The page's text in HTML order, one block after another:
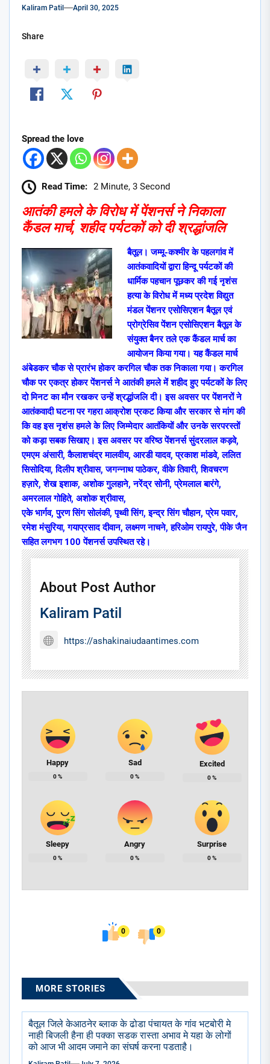
Kaliram Patil April 30, 2025
Share
Spread the love
Read Time: 2 Minute, 3 Second
आतंकी हमले के विरोध में पेंशनर्स ने निकाला
कैंडल मार्च, शहीद पर्यटकों को दी श्रद्धांजलि
बैतूल। जम्मू-कश्मीर के पहलगांव में
आतंकवादियों द्वारा हिन्दू पर्यटकों की
धार्मिक पहचान पूछकर की गई नृशंस
हत्या के विरोध में मध्य प्रदेश विद्युत
मंडल पेंशनर एसोसिएशन बैतूल एवं
प्रोग्रेसिव पेंशन एसोसिएशन बैतूल के
संयुक्त बैनर तले एक कैंडल मार्च का
आयोजन किया गया। यह कैंडल मार्च
अंबेडकर चौक से प्रारंभ होकर करगिल चौक तक निकाला गया। करगिल
चौक पर एकत्र होकर पेंशनर्स ने आतंकी हमले में शहीद हुए पर्यटकों के लिए
दो मिनट का मौन रखकर उन्हें श्रद्धांजलि दी। इस अवसर पर पेंशनरों ने
आतंकवादी घटना पर गहरा आक्रोश प्रकट किया और सरकार से मांग की
कि वह इस नृशंस हमले के लिए जिम्मेदार आतंकियों और उनके सरपरस्तों
को कड़ा सबक सिखाए। इस अवसर पर वरिष्ठ पेंशनर्स सुंदरलाल कड़वे,
एमएम अंसारी, कैलाशचंद्र मालवीय, आरडी यादव, प्रकाश मांडवे, ललित
सिसोदिया, दिलीप श्रीवास, जगन्नाथ पाठेकर, वीके तिवारी, शिवचरण
हज़ारे, शेख इशाक, अशोक गुलहाने, नरेंद्र सोनी, प्रेमलाल बारंगे,
अमरलाल गोहिते, अशोक श्रीवास,
एके भार्गव, पुरण सिंग सोलंकी, पृथ्वी सिंग, इन्द्र सिंग चौहान, प्रेम पवार,
रमेश मंसुरिया, गयाप्रसाद दीवान, लक्ष्मण नाचने, हरिओम रायपुरे, पीके जैन
सहित लगभग 100 पेंशनर्स उपस्थित रहे।
About Post Author
Kaliram Patil
https://ashakinaiudaantimes.com
Happy
0%
Sad
0%
Excited
0%
Sleepy
0%
Angry
0%
Surprise
0%
0 0
MORE STORIES
बैतूल जिले केआठनेर ब्लाक के ढोडा पंचायत के गांव भटबोरी मे
नाही बिजली हैना ही पक्का सडक रास्ता अभाव मे यहा के लोगों
को आज भी आदम जमाने का संघर्ष करना पडताहै।